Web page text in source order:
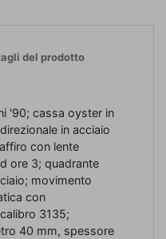
del prodotto
'90; cassa oyster in
in acciaio
con lente
ore 3; quadrante
movimento
con
3135;
40 mm, spessore